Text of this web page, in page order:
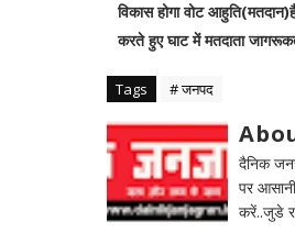
विकास होगा वोट
करते हुए घाट में मतदाता
Tags # जनपद
दैनिक
पर
करें..जुडे